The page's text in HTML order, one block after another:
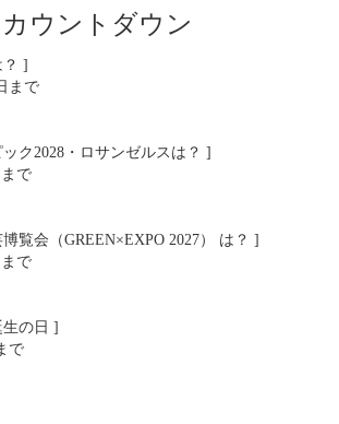
ウントダウン
？ ]
まで
ク2028・ロサンゼルスは？ ]
で
覧会（GREEN×EXPO 2027） は？ ]
で
の日 ]
で